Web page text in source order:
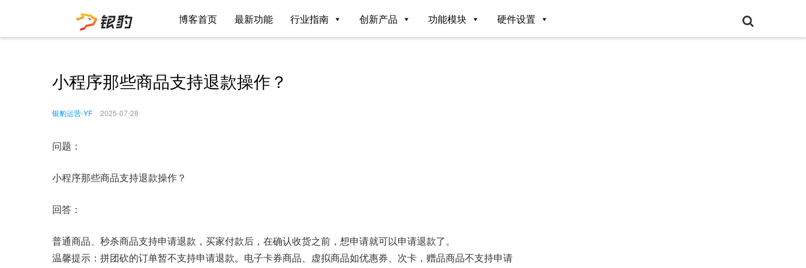
博客首页 最新功能 行业指南 创新产品 功能模块 硬件设置
小程序那些商品支持退款操作？
银豹运营-YF 2025-07-28
问题：
小程序那些商品支持退款操作？
回答：
普通商品、秒杀商品支持申请退款，买家付款后，在确认收货之前，想申请就可以申请退款了。
温馨提示：拼团砍的订单暂不支持申请退款。电子卡券商品、虚拟商品如优惠券、次卡，赠品商品不支持申请